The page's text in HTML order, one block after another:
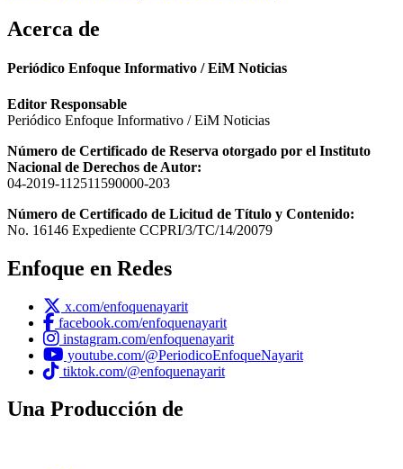
Acerca de
Periódico Enfoque Informativo / EiM Noticias
Editor Responsable
Periódico Enfoque Informativo / EiM Noticias
Número de Certificado de Reserva otorgado por el Instituto
Nacional de Derechos de Autor:
04-2019-112511590000-203
Número de Certificado de Licitud de Título y Contenido:
No. 16146 Expediente CCPRI/3/TC/14/20079
Enfoque en Redes
x.com/enfoquenayarit
facebook.com/enfoquenayarit
instagram.com/enfoquenayarit
youtube.com/@PeriodicoEnfoqueNayarit
tiktok.com/@enfoquenayarit
Una Producción de